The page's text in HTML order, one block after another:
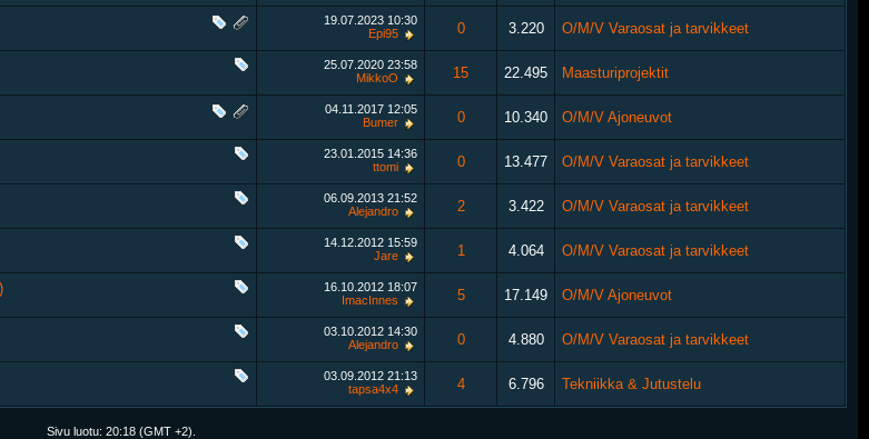
19.07.2023 10:30
Epi95
0 3.220 O/M/V Varaosat ja tarvikkeet
25.07.2020 23:58
MikkoO
15 22.495 Maasturiprojektit
04.11.2017 12:05
Bumer
0 10.340 O/M/V Ajoneuvot
23.01.2015 14:36
ttomi
0 13.477 O/M/V Varaosat ja tarvikkeet
06.09.2013 21:52
Alejandro
2 3.422 O/M/V Varaosat ja tarvikkeet
14.12.2012 15:59
Jare
1 4.064 O/M/V Varaosat ja tarvikkeet
16.10.2012 18:07
ImacInnes
5 17.149 O/M/V Ajoneuvot
03.10.2012 14:30
Alejandro
0 4.880 O/M/V Varaosat ja tarvikkeet
03.09.2012 21:13
tapsa4x4
4 6.796 Tekniikka & Jutustelu
Sivu luotu: 20:18 (GMT +2).